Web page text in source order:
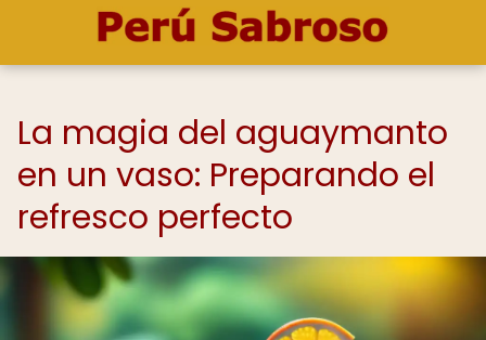
La magia del aguaymanto
en un vaso: Preparando el
refresco perfecto